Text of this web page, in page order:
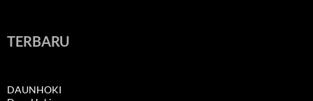
TERBARU
DAUNHOKI